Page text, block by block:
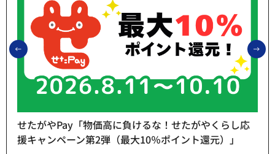
前のスライドを表示
せたがやPay「物価高に負けるな！せたがやくらし応
援キャンペーン第2弾（最大10％ポイント還元）」